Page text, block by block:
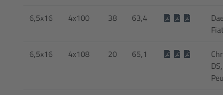
6,5x16 4x100 38 63,4
6,5x16 4x108 20 65,1